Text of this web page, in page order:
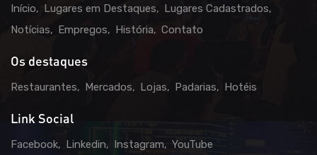
Início Lugares em Destaques
Lugares Cadastrados
Notícias
Empregos História Contato
Os destaques
Restaurantes Mercados Lojas Padarias Hotéis
Link Social
Facebook Linkedin Instagram YouTube